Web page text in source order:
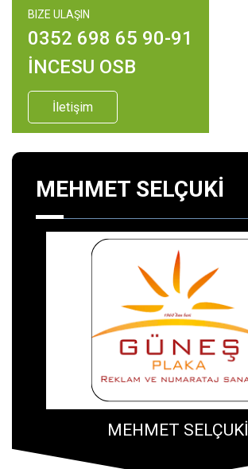
BIZE ULAŞIN
0352 698 65 90-91
İNCESU OSB
İletişim
MEHMET SELÇUKİ
MEHMET SELÇUKİ